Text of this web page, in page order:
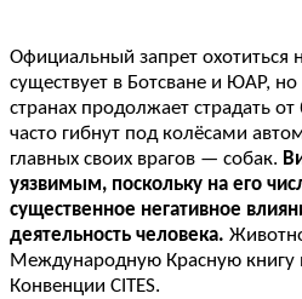
Официальный запрет охотиться
существует в Ботсване и ЮАР,
странах продолжает страдать
часто гибнут под колёсами
главных своих врагов — собак.
уязвимым, поскольку на его
существенное негативное
деятельность человека.
Международную Красную книгу
Конвенции CITES.